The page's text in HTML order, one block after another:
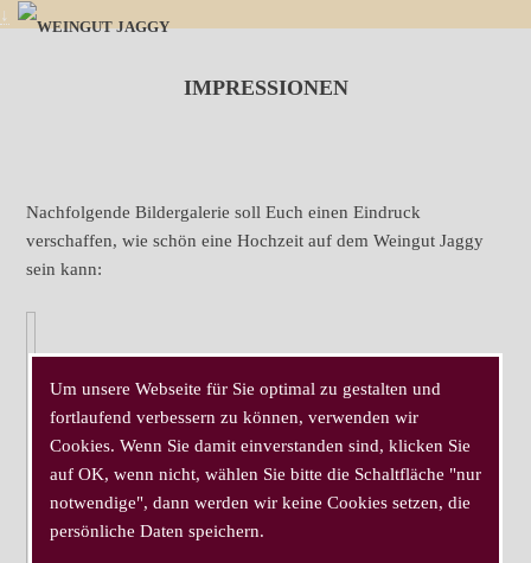
↓
IMPRESSIONEN
Nachfolgende Bildergalerie soll Euch einen Eindruck
verschaffen, wie schön eine Hochzeit auf dem Weingut Jaggy
sein kann:
Um unsere Webseite für Sie optimal zu gestalten und
fortlaufend verbessern zu können, verwenden wir
Cookies. Wenn Sie damit einverstanden sind, klicken Sie
auf OK, wenn nicht, wählen Sie bitte die Schaltfläche "nur
notwendige", dann werden wir keine Cookies setzen, die
persönliche Daten speichern.